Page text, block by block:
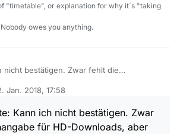
"timetable", or explanation for why it´s "taking
owes you anything.
nicht bestätigen. Zwar fehlt die
funktioniert problemlos mit Version
Jan. 2018, 17:58
von
Kann ich nicht bestätigen. Zwar
für HD-Downloads, aber